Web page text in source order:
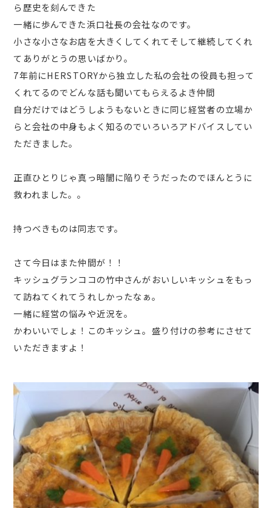
ら歴史を刻んできた
一緒に歩んできた浜口社長の会社なのです。
小さな小さなお店を大きくしてくれてそして継続してくれ
てありがとうの思いばかり。
7年前にHERSTORYから独立した私の会社の役員も担って
くれてるのでどんな話も聞いてもらえるよき仲間
自分だけではどうしようもないときに同じ経営者の立場か
らと会社の中身もよく知るのでいろいろアドバイスしてい
ただきました。
正直ひとりじゃ真っ暗闇に陥りそうだったのでほんとうに
救われました。。
持つべきものは同志です。
さて今日はまた仲間が！！
キッシュグランココの竹中さんがおいしいキッシュをもっ
て訪ねてくれてうれしかったなぁ。
一緒に経営の悩みや近況を。
かわいいでしょ！このキッシュ。盛り付けの参考にさせて
いただきますよ！